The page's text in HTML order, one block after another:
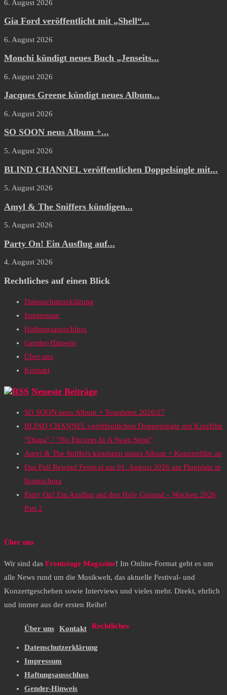
6. August 2026
Gia Ford veröffentlicht mit „Shell“...
6. August 2026
Monchi kündigt neues Buch „Jenseits...
6. August 2026
Jacques Greene kündigt neues Album...
6. August 2026
SO SOON neus Album +...
5. August 2026
BLIND CHANNEL veröffentlichen Doppelsingle mit...
5. August 2026
Amyl & The Sniffers kündigen...
5. August 2026
Party On! Ein Ausflug auf...
4. August 2026
Rechtliches auf einen Blick
Datenschutzerklärung
Impressum
Haftungsausschluss
Gender-Hinweis
Über uns
Kontakt
Neueste Beiträge
SO SOON neus Album + Tourdaten 2026/27
BLIND CHANNEL veröffentlichen Doppelsingle mit Kurzfilm
“Diana” / “No Encores In A Swan Song”
Amyl & The Sniffers kündigen neues Album + Konzertfilm an
Das Full Rewind Festival am 01. August 2026 am Flugplatz in
Roitzschora
Party On! Ein Ausflug auf den Holy Ground – Wacken 2026
Part 2
Über uns
Wir sind das Frontstage Magazine! Im Online-Format geht es um
alle News rund um die Musikwelt, das aktuelle Festival- und
Konzertgeschehen sowie Interviews und vieles mehr. Direkt, ehrlich
und immer aus der ersten Reihe!
Über uns Kontakt Rechtliches
Datenschutzerklärung
Impressum
Haftungsausschluss
Gender-Hinweis